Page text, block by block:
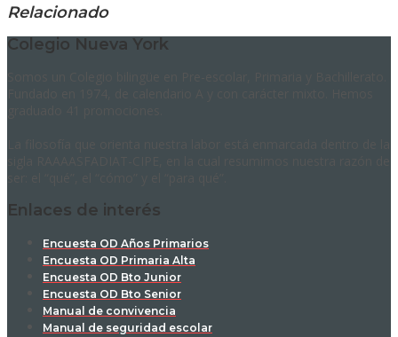
Relacionado
Colegio Nueva York
Enlaces de interés
Encuesta OD Años Primarios
Encuesta OD Primaria Alta
Encuesta OD Bto Junior
Encuesta OD Bto Senior
Manual de convivencia
Manual de seguridad escolar